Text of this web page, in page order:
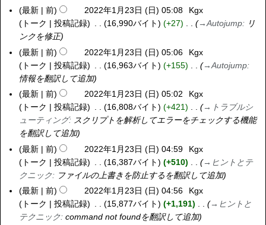
最新
前 2022年1月23日 (日) 05:08
Kgx
トーク
投稿記録 16,990バイト +27 →Autojump: リ
ンクを修正
最新
前 2022年1月23日 (日) 05:06
Kgx
トーク
投稿記録 16,963バイト +155 →Autojump:
情報を翻訳して追加
最新
前 2022年1月23日 (日) 05:02
Kgx
トーク
投稿記録 16,808バイト +421 → トラブルシ
ューティング: スクリプトを解析してエラーをチェックする機能
を翻訳して追加
最新
前 2022年1月23日 (日) 04:59
Kgx
トーク
投稿記録 16,387バイト +510 → ヒントとテ
クニック: ファイルの上書きを防止するを翻訳して追加
最新
前 2022年1月23日 (日) 04:56
Kgx
トーク
投稿記録 15,877バイト +1,191 → ヒントと
テクニック:command not foundを翻訳して追加